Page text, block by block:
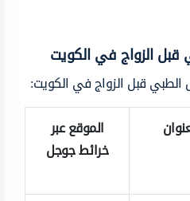
قبل الزواج في الكويت
الطبي قبل الزواج في الكويت:
الموقع عبر
خرائط جوجل